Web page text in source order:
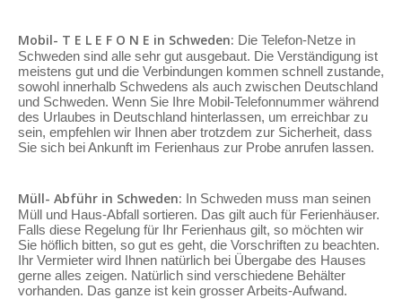
Mobil- T E L E F O N E in Schweden: Die Telefon-Netze in
Schweden sind alle sehr gut ausgebaut. Die Verständigung ist
meistens gut und die Verbindungen kommen schnell zustande,
sowohl innerhalb Schwedens als auch zwischen Deutschland
und Schweden. Wenn Sie Ihre Mobil-Telefonnummer während
des Urlaubes in Deutschland hinterlassen, um erreichbar zu
sein, empfehlen wir Ihnen aber trotzdem zur Sicherheit, dass
Sie sich bei Ankunft im Ferienhaus zur Probe anrufen lassen.
Müll- Abführ in Schweden: In Schweden muss man seinen
Müll und Haus-Abfall sortieren. Das gilt auch für Ferienhäuser.
Falls diese Regelung für Ihr Ferienhaus gilt, so möchten wir
Sie höflich bitten, so gut es geht, die Vorschriften zu beachten.
Ihr Vermieter wird Ihnen natürlich bei Übergabe des Hauses
gerne alles zeigen. Natürlich sind verschiedene Behälter
vorhanden. Das ganze ist kein grosser Arbeits-Aufwand.